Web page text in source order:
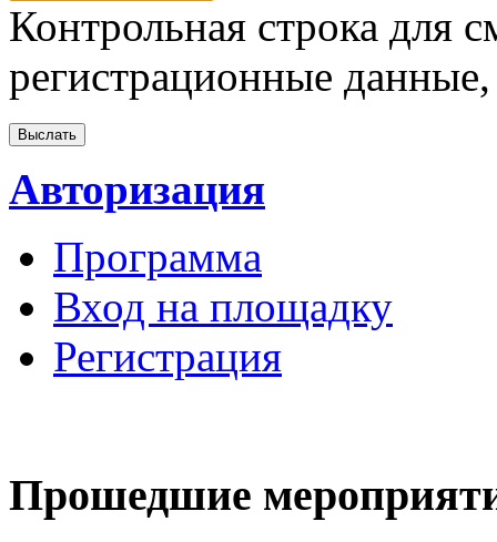
Контрольная строка для
регистрационные
Авторизация
Программа
Вход на площадку
Регистрация
Прошедшие